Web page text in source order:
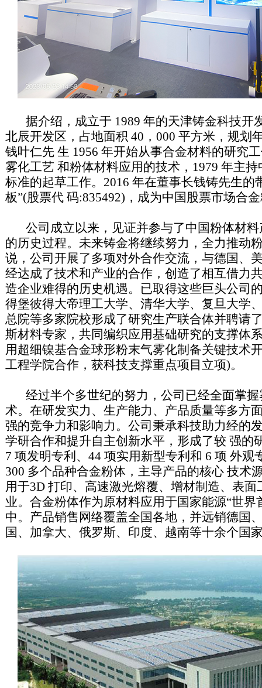
据介绍，成立于 1989 年的天津铸金科技开
北辰开发区，占地面积 40，000 平方米，规划
钱叶仁先 生 1956 年开始从事合金材料的研究
雾化工艺 和粉体材料应用的技术，1979 年主
标准的起草工作。2016 年在董事长钱铸先生的
板”(股票代 码:835492)，成为中国股票市场合
公司成立以来，见证并参与了中国粉体材料
的历史过程。未来铸金将继续努力，全力推动
说，公司开展了多项对外合作交流，与德国、
经达成了技术和产业的合作，创造了相互借力
造企业难得的历史机遇。已取得这些巨头公司
得堡彼得大帝理工大学、清华大学、复旦大学
总院等多家院校形成了研究生产联合体并聘请
斯材料专家，共同编织应用基础研究的支撑体
用超细镍基合金球形粉末气雾化制备关键技术
工程学院合作，获科技支撑重点项目立项)。
经过半个多世纪的努力，公司已经全面掌握
术。在研发实力、生产能力、产品质量等多方
强的竞争力和影响力。公司秉承科技助力经的
学研合作和提升自主创新水平，形成了较 强的
7 项发明专利、44 项实用新型专利和 6 项 外观
300 多个品种合金粉体，主导产品的核心 技术
用于3D 打印、高速激光熔覆、增材制造、表
业。合金粉体作为原材料应用于国家能源“世界
中。产品销售网络覆盖全国各地，并远销德国
国、加拿大、俄罗斯、印度、越南等十余个国